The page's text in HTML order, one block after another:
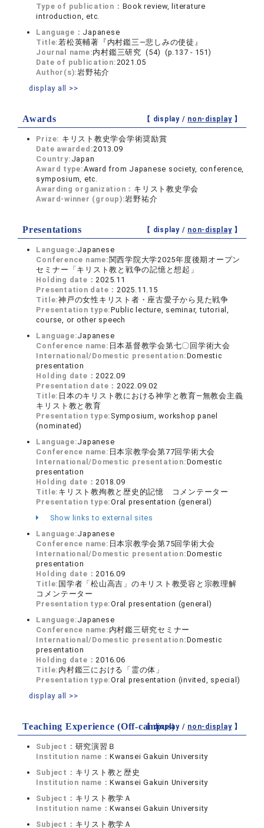
Type of publication： Book review, literature
introduction, etc.
Language： Japanese
Title:若松英輔著『内村鑑三―悲しみの使徒』
Journal name:内村鑑三研究 (54) (p.137 - 151)
Date of publication:2021.05
Author(s):岩野祐介
display all >>
Awards 【 display / non-display】
Prize: キリスト教史学会学術奨励賞
Date awarded:2013.09
Country: Japan
Award type:Award from Japanese society, conference,
symposium, etc.
Awarding organization： キリスト教史学会
Award-winner (group):岩野祐介
Presentations 【 display / non-display】
Language:Japanese
Conference name: 関西学院大学2025年度後期オープン
セミナー「キリスト教と戦争の記憶と想起」
Holding date：2025.11
Presentation date：2025.11.15
Title:神戸の女性キリスト者・座古愛子から見た戦争
Presentation type:Public lecture, seminar, tutorial,
course, or other speech
Language:Japanese
Conference name: 日本基督教学会第七〇回学術大会
International/Domestic presentation:Domestic
presentation
Holding date：2022.09
Presentation date：2022.09.02
Title: 日本のキリスト教における神学と教育―無教会主義
キリスト教と教育
Presentation type: Symposium, workshop panel
(nominated)
Language:Japanese
Conference name: 日本宗教学会第77回学術大会
International/Domestic presentation:Domestic
presentation
Holding date：2018.09
Title: キリスト教殉教と歴史的記憶 コメンテーター
Presentation type:Oral presentation (general)
Show links to external sites
Language:Japanese
Conference name: 日本宗教学会第75回学術大会
International/Domestic presentation:Domestic
presentation
Holding date：2016.09
Title: 国学者「松山高吉」のキリスト教受容と宗教理解
コメンテーター
Presentation type:Oral presentation (general)
Language:Japanese
Conference name: 内村鑑三研究セミナー
International/Domestic presentation:Domestic
presentation
Holding date：2016.06
Title: 内村鑑三における「霊の体」
Presentation type:Oral presentation (invited, special)
display all >>
Teaching Experience (Off-campus)
【 display / non-display】
Subject： 研究演習Ｂ
Institution name：Kwansei Gakuin University
Subject： キリスト教と歴史
Institution name：Kwansei Gakuin University
Subject： キリスト教学Ａ
Institution name：Kwansei Gakuin University
Subject： キリスト教学Ａ